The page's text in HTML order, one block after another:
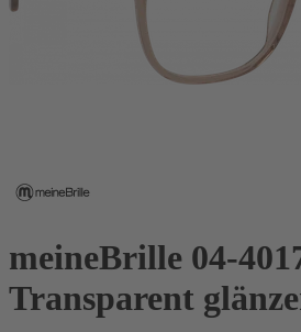
meineBrille 04-
Transparent